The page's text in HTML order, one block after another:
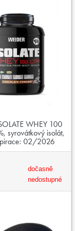
WHEY 100
syrovátkový isolát,
02/2026
dočasně
nedostupné